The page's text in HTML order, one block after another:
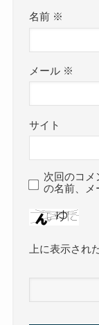
名前 ※
メール ※
サイト
次回のコメ
の名前、メ
上に表示され